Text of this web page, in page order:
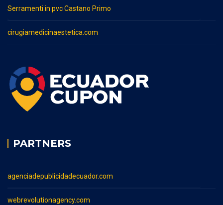
Serramenti in pvc Castano Primo
cirugiamedicinaestetica.com
PARTNERS
agenciadepublicidadecuador.com
webrevolutionagency.com